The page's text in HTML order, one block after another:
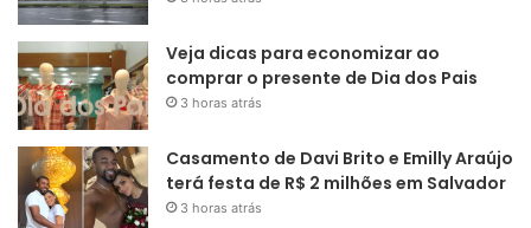
Veja dicas para economizar ao
comprar o presente de Dia dos Pais
3 horas atrás
Casamento de Davi Brito e Emilly Araújo
terá festa de R$ 2 milhões em Salvador
3 horas atrás